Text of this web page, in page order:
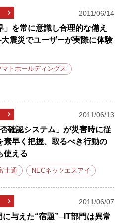
2011/06/14
」を常に意識し合理的な備え
震災でユーザーが実際に体験
マトホールディングス
2011/06/13
否確認システム」が災害時に従
素早く把握、取るべき行動の
使える
士通 NECネッツエスアイ
2011/06/07
に与えた“宿題”─IT部門は異常